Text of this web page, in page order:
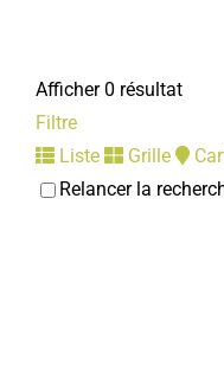
Afficher 0 résultat
Filtre
Liste
Grille
Relancer la